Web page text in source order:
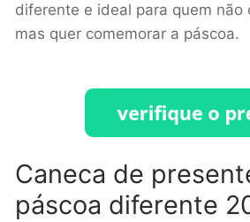
diferente e ideal para quem não
mas quer comemorar a páscoa.
Caneca de
páscoa diferente